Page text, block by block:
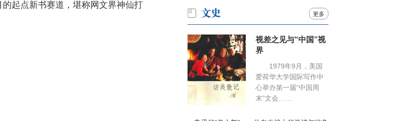
起点新书赛道，堪称网文界神仙打
更多
视差之见与“中国”视
界
1979年9月，美国
爱荷华大学国际写作中
心举办第一届“中国周
末”文会……